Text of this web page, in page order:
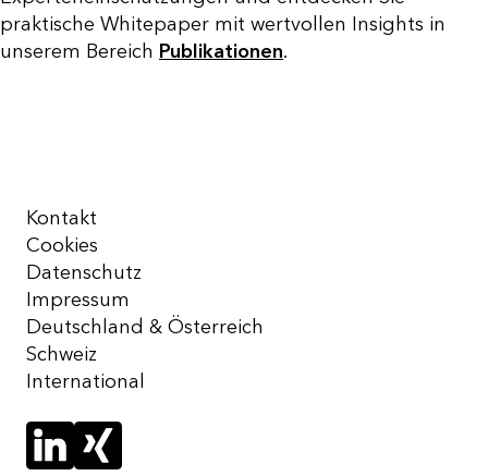
praktische Whitepaper mit wertvollen Insights in
unserem Bereich Publikationen.
Kontakt
Cookies
Datenschutz
Impressum
Deutschland & Österreich
Schweiz
International